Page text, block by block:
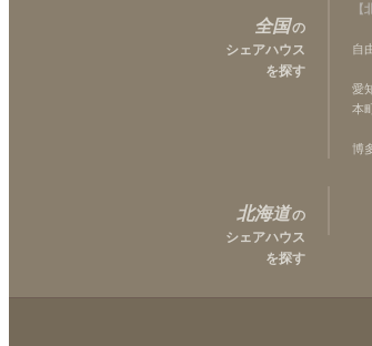
全国の
シェアハウス
を探す
【
自
愛
本
博
北海道の
シェアハウス
を探す